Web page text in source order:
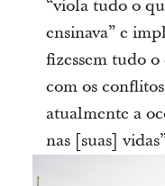
“viola tudo o
ensinava” e
fizessem tudo
com os
atualmente a
nas [suas]